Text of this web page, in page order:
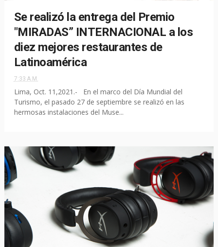
Se realizó la entrega del Premio
"MIRADAS” INTERNACIONAL a los
diez mejores restaurantes de
Latinoamérica
7:33 A.M.
Lima, Oct. 11,2021.- En el marco del Día Mundial del
Turismo, el pasado 27 de septiembre se realizó en las
hermosas instalaciones del Muse...